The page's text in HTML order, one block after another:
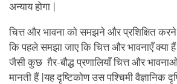
अन्याय होगा |
चित्त और भावना को समझने और प्रशिक्षित
कि पहले समझा जाए कि चित्त और भावनाएँ
जैसी कुछ ग़ैर-बौद्ध प्रणालियाँ चित्त और
मानती हैं |यह दृष्टिकोण उस पश्चिमी वैज्ञानिक